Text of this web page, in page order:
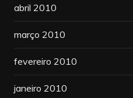
abril 2010
março 2010
fevereiro 2010
janeiro 2010